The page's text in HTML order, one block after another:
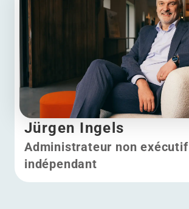
Jürgen Ingels
Administrateur non exécutif
indépendant
Jürgen Ingels